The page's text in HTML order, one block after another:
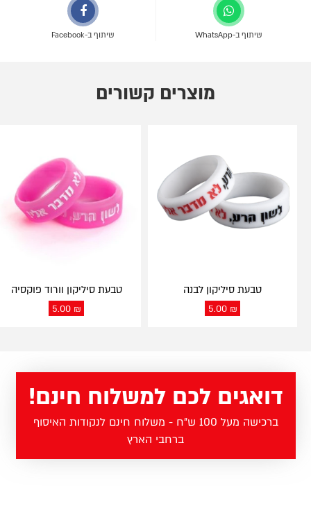
שיתוף ב-WhatsApp שיתוף ב-Facebook
מוצרים קשורים
טבעת סיליקון לבנה
5.00 ₪
טבעת סיליקון וורוד פוקסיה
5.00 ₪
דואגים לכם למשלוח חינם!
ברכישה מעל 100 ש"ח - משלוח חינם לנקודות האיסוף
ברחבי הארץ